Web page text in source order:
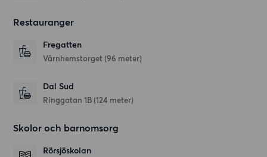
Restauranger
Fregatten
Värnhemstorget (96 meter)
Dal Sud
Ringgatan 1B (124 meter)
Skolor och barnomsorg
Rörsjöskolan